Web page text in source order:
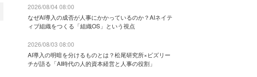
2026/08/04 08:00
なぜAI導入の成否が人事にかかっているのか？AIネイテ
ィブ組織をつくる「組織OS」という視点
2026/08/03 08:00
AI導入の明暗を分けるものとは？松尾研究所×ビズリー
チが語る「AI時代の人的資本経営と人事の役割」